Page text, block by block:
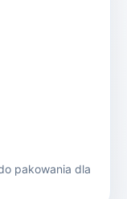
pakowania dla